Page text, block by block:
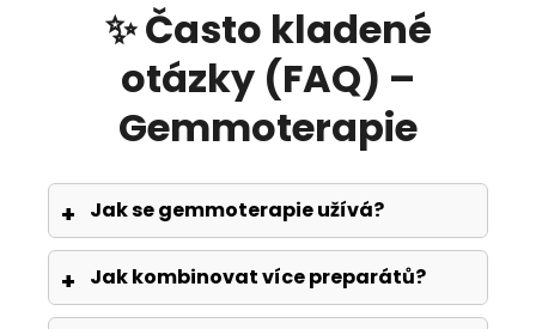
✨ Často kladené
otázky (FAQ) –
Gemmoterapie
Jak se gemmoterapie užívá?
Jak kombinovat více preparátů?